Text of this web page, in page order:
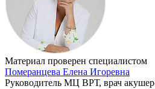
Материал проверен специалистом
Померанцева Елена Игоревна
Руководитель МЦ ВРТ, врач